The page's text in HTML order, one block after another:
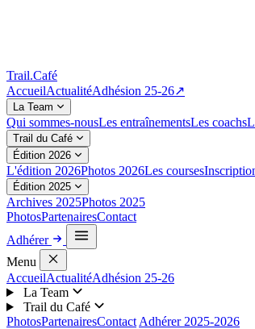
Trail.Café
AccueilActualitéAdhésion 25-26↗
La Team
Qui sommes-nousLes entraînementsLes coachs
Trail du Café
Édition 2026
L'édition 2026Photos 2026Les courses
Édition 2025
Archives 2025Photos 2025
PhotosPartenairesContact
Adhérer
Menu
AccueilActualitéAdhésion 25-26
La Team
Trail du Café
PhotosPartenairesContact Adhérer 2025-2026